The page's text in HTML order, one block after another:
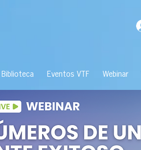
Biblioteca Eventos VTF Webinar